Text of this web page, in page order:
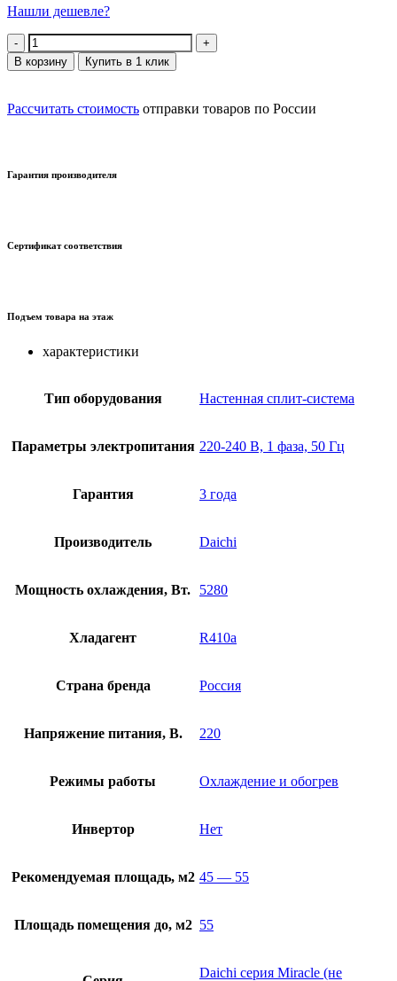
Нашли дешевле?
Количество
В корзину Купить в 1 клик
Рассчитать стоимость отправки товаров по России
Гарантия производителя
Сертификат соответствия
Подъем товара на этаж
характеристики
Тип оборудования Настенная сплит-система
Параметры электропитания 220-240 В, 1 фаза, 50 Гц
Гарантия 3 года
Производитель Daichi
Мощность охлаждения, Вт. 5280
Хладагент R410a
Страна бренда Россия
Напряжение питания, В. 220
Режимы работы Охлаждение и обогрев
Инвертор Нет
Рекомендуемая площадь, м2 45 — 55
Площадь помещения до, м2 55
Daichi серия Miracle (не